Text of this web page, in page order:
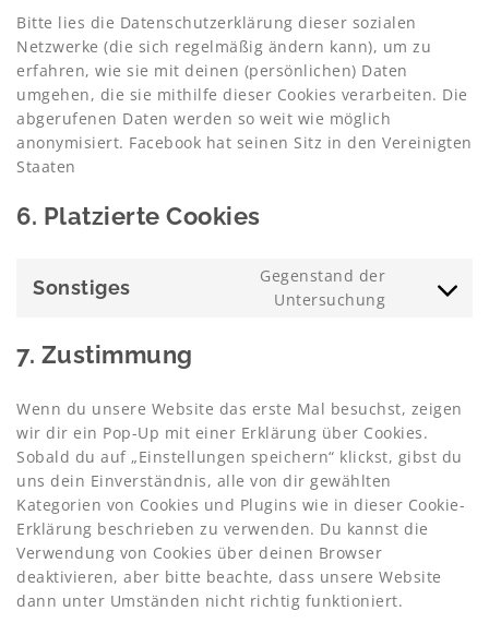
Bitte lies die Datenschutzerklärung dieser sozialen
Netzwerke (die sich regelmäßig ändern kann), um zu
erfahren, wie sie mit deinen (persönlichen) Daten
umgehen, die sie mithilfe dieser Cookies verarbeiten. Die
abgerufenen Daten werden so weit wie möglich
anonymisiert. Facebook hat seinen Sitz in den Vereinigten
Staaten
6. Platzierte Cookies
Sonstiges
Gegenstand der
Untersuchung
Consent
7. Zustimmung
Wenn du unsere Website das erste Mal besuchst, zeigen
wir dir ein Pop-Up mit einer Erklärung über Cookies.
Sobald du auf „Einstellungen speichern“ klickst, gibst du
uns dein Einverständnis, alle von dir gewählten
Kategorien von Cookies und Plugins wie in dieser Cookie-
Erklärung beschrieben zu verwenden. Du kannst die
Verwendung von Cookies über deinen Browser
deaktivieren, aber bitte beachte, dass unsere Website
dann unter Umständen nicht richtig funktioniert.